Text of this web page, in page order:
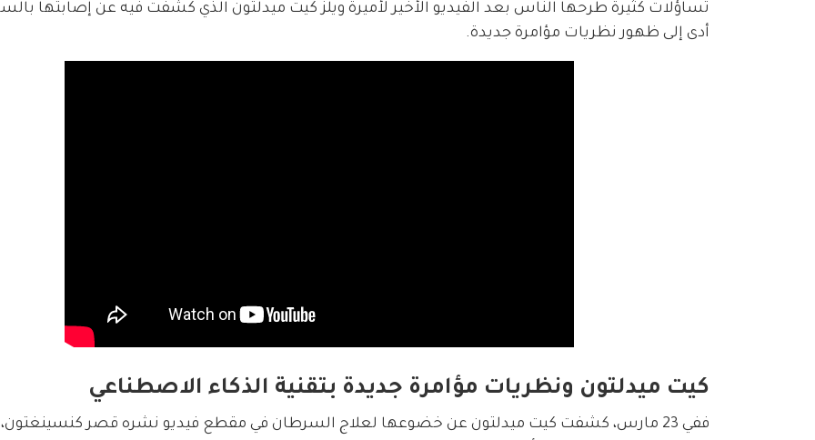
تساؤلات كثيرة طرحها الناس بعد الفيديو الأخير لأميرة ويلز كيت ميدلتون الذي كشفت فيه عن إصابتها
أدى إلى ظهور نظريات مؤامرة جديدة.
كيت ميدلتون ونظريات مؤامرة جديدة بتقنية الذكاء الاصطناعي
ففي 23 مارس، كشفت كيت ميدلتون عن خضوعها لعلاج السرطان في مقطع فيديو نشره قصر كنسينغتون،